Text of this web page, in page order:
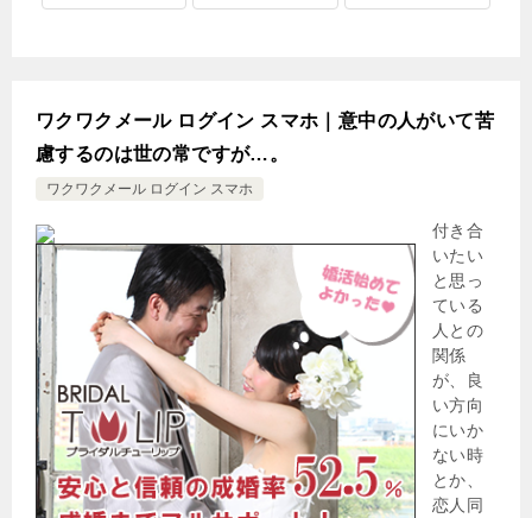
ワクワクメール ログイン スマホ｜意中の人がいて苦
慮するのは世の常ですが…。
ワクワクメール ログイン スマホ
付き合
いたい
と思っ
ている
人との
関係
が、良
い方向
にいか
ない時
とか、
恋人同